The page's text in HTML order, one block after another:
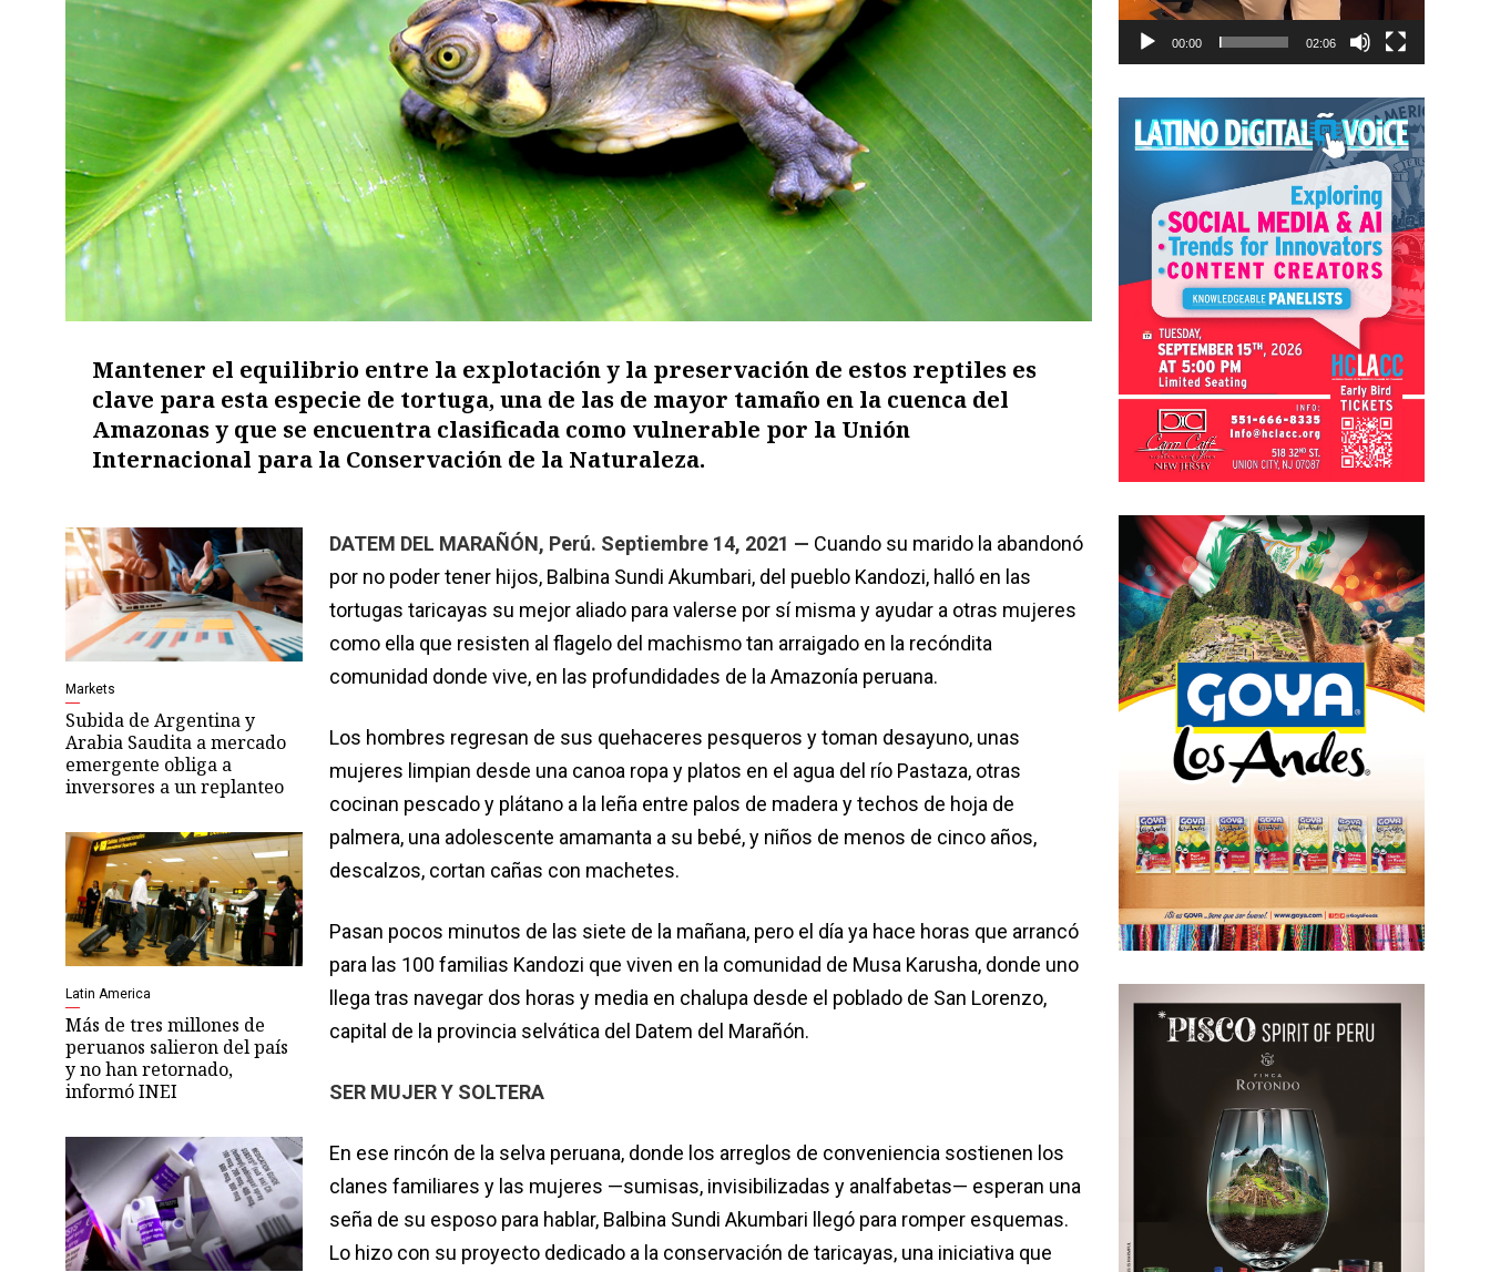
Mantener el equilibrio entre la explotación y la preservación de estos reptiles es
clave para esta especie de tortuga, una de las de mayor tamaño en la cuenca del
Amazonas y que se encuentra clasificada como vulnerable por la Unión
Internacional para la Conservación de la Naturaleza.
Markets
Subida de Argentina y
Arabia Saudita a mercado
emergente obliga a
inversores a un replanteo
Latin America
Más de tres millones de
peruanos salieron del país
y no han retornado,
informó INEI
DATEM DEL MARAÑÓN, Perú. Septiembre 14, 2021 — Cuando su marido la abandonó
por no poder tener hijos, Balbina Sundi Akumbari, del pueblo Kandozi, halló en las
tortugas taricayas su mejor aliado para valerse por sí misma y ayudar a otras mujeres
como ella que resisten al flagelo del machismo tan arraigado en la recóndita
comunidad donde vive, en las profundidades de la Amazonía peruana.
Los hombres regresan de sus quehaceres pesqueros y toman desayuno, unas
mujeres limpian desde una canoa ropa y platos en el agua del río Pastaza, otras
cocinan pescado y plátano a la leña entre palos de madera y techos de hoja de
palmera, una adolescente amamanta a su bebé, y niños de menos de cinco años,
descalzos, cortan cañas con machetes.
Pasan pocos minutos de las siete de la mañana, pero el día ya hace horas que arrancó
para las 100 familias Kandozi que viven en la comunidad de Musa Karusha, donde uno
llega tras navegar dos horas y media en chalupa desde el poblado de San Lorenzo,
capital de la provincia selvática del Datem del Marañón.
SER MUJER Y SOLTERA
En ese rincón de la selva peruana, donde los arreglos de conveniencia sostienen los
clanes familiares y las mujeres —sumisas, invisibilizadas y analfabetas— esperan una
seña de su esposo para hablar, Balbina Sundi Akumbari llegó para romper esquemas.
Lo hizo con su proyecto dedicado a la conservación de taricayas, una iniciativa que
00:00 02:06